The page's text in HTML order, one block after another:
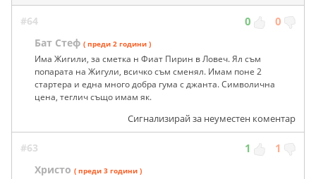
#64 0 0
Бат Стеф ( преди 2 години )
Има Жигили, за сметка н Фиат Пирин в Ловеч. Ял съм
попарата на Жигули, всичко съм сменял. Имам поне 2
стартера и една много добра гума с джанта. Символична
цена, теглич също имам як.
Сигнализирай за неуместен коментар
#63 1 1
Христо ( преди 3 години )